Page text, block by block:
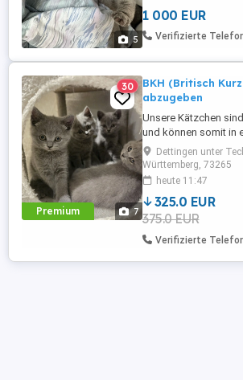
5
Sie kennen Kinder,
Alltagsgeräusche
1 000 EUR
Verifizierte
Premium 7
30
BKH (Britisch
abzugeben
Unsere Kätzchen
und können somit in
umziehen. Es sind
Sie sind gesund,
und fressen natürlich
gehalten! Bei
entwurmt! Bei
Dettingen unter
Württemberg, 73265
heute 11:47
325.0 EUR
375.0 EUR
Verifizierte